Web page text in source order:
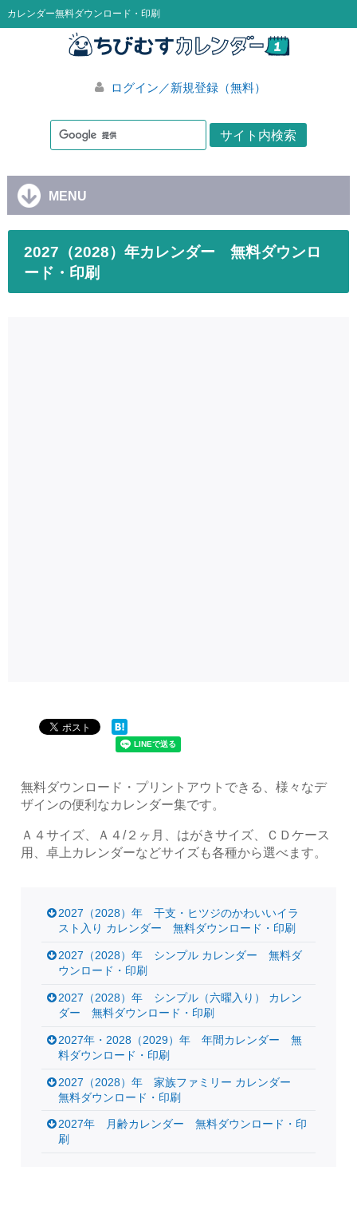
カレンダー無料ダウンロード・印刷
ログイン／新規登録（無料）
MENU
2027（2028）年カレンダー 無料ダウンロ
ード・印刷
無料ダウンロード・プリントアウトできる、様々なデ
ザインの便利なカレンダー集です。
Ａ４サイズ、Ａ４/２ヶ月、はがきサイズ、ＣＤケース
用、卓上カレンダーなどサイズも各種から選べます。
2027（2028）年 干支・ヒツジのかわいいイラ
スト入り カレンダー 無料ダウンロード・印刷
2027（2028）年 シンプル カレンダー 無料ダ
ウンロード・印刷
2027（2028）年 シンプル（六曜入り） カレン
ダー 無料ダウンロード・印刷
2027年・2028（2029）年 年間カレンダー 無
料ダウンロード・印刷
2027（2028）年 家族ファミリー カレンダー
無料ダウンロード・印刷
2027年 月齢カレンダー 無料ダウンロード・印
刷